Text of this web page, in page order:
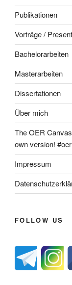
Publikationen
Vorträge /
Bachelorarbeiten
Masterarbeiten
Dissertationen
Über mich
The OER
own version!
Impressum
FOLLOW US